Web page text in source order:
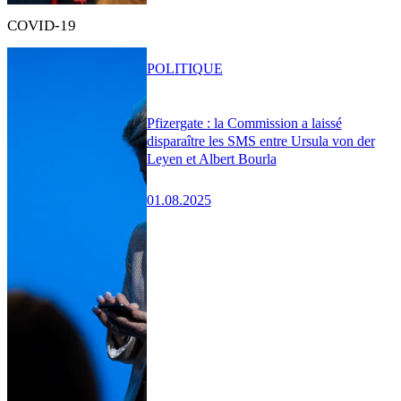
COVID-19
Pfizergate : la Commission a laissé
disparaître les SMS entre Ursula von der
Leyen et Albert Bourla
01.08.2025
POLITIQUE